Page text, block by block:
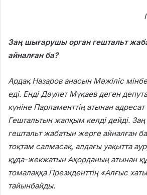
Заң шығарушы орган гештальт
айналған ба?
Ардақ Назаров анасын Мәжіліс
еді. Енді Дәулет Мұқаев деген
күніне Парламенттің атынан
Гештальтын жапқым келді дейді.
гештальт жабатын жерге айналған
тоқтам салмасақ, алдағы уақытта
құда-жекжатын Ақорданың атынан
томалаққа Президенттің «Алғыс
тайынбайды.